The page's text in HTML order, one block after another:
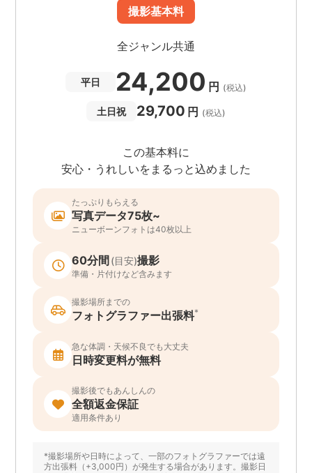
撮影基本料
全ジャンル共通
平日 24,200 円 (税込)
土日祝 29,700 円 (税込)
この基本料に
安心・うれしいをまるっと込めました
たっぷりもらえる
写真データ75枚~
ニューボーンフォトは40枚以上
60分間(目安)撮影
準備・片付けなど含みます
撮影場所までの
フォトグラファー出張料*
急な体調・天候不良でも大丈夫
日時変更料が無料
撮影後でもあんしんの
全額返金保証
適用条件あり
*撮影場所や日時によって、一部のフォトグラファーでは遠
方出張料（+3,000円）が発生する場合があります。撮影日